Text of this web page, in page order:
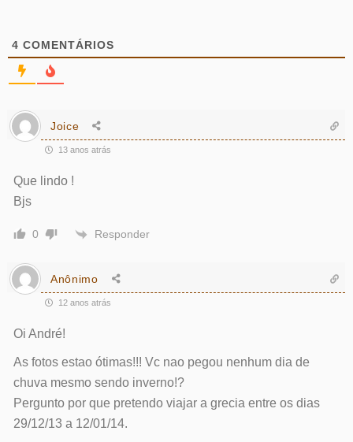
4 COMENTÁRIOS
Joice
13 anos atrás
Que lindo !
Bjs
0 Responder
Anônimo
12 anos atrás
Oi André!
As fotos estao ótimas!!! Vc nao pegou nenhum dia de
chuva mesmo sendo inverno!?
Pergunto por que pretendo viajar a grecia entre os dias
29/12/13 a 12/01/14.